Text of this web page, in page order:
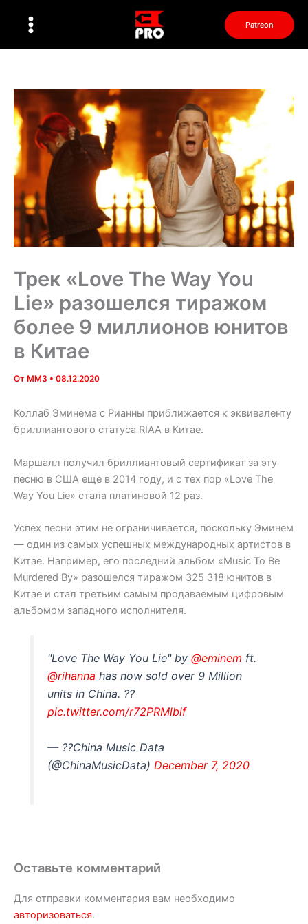
Patreon
Трек «Love The Way You
Lie» разошелся тиражом
более 9 миллионов юнитов
в Китае
От MM3 • 08.12.2020
Коллаб Эминема с Рианны приближается к эквиваленту
бриллиантового статуса RIAA в Китае.
Маршалл получил бриллиантовый сертификат за эту
песню в США еще в 2014 году, и с тех пор «Love The
Way You Lie» стала платиновой 12 раз.
Успех песни этим не ограничивается, поскольку Эминем
— один из самых успешных международных артистов в
Китае. Например, его последний альбом «Music To Be
Murdered By» разошелся тиражом 325 318 юнитов в
Китае и стал третьим самым продаваемым цифровым
альбомом западного исполнителя.
"Love The Way You Lie" by@eminem ft.
@rihanna has now sold over 9 Million
units in China. ??
pic.twitter.com/r72PRMlblf
— ??China Music Data
(@ChinaMusicData) December 7, 2020
Оставьте комментарий
Для отправки комментария вам необходимо
авторизоваться.